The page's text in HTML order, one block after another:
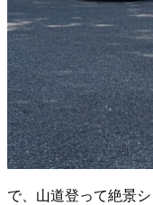
で、山道登って絶景